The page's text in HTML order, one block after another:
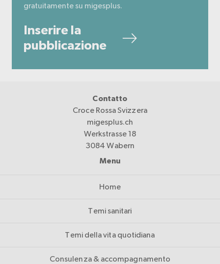
gratuitamente su migesplus.
Inserire la
pubblicazione
Contatto
Croce Rossa Svizzera
migesplus.ch
Werkstrasse 18
3084 Wabern
Menu
Home
Temi sanitari
Temi della vita quotidiana
Consulenza & accompagnamento